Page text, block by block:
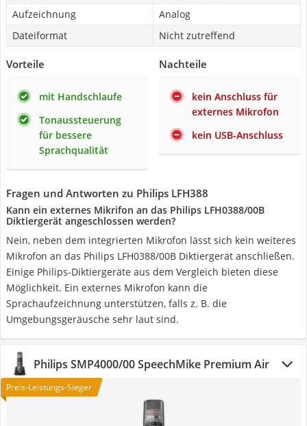
Aufzeichnung
Analog
Dateiformat
Nicht zutreffend
Vorteile
mit Handschlaufe
Tonaussteuerung
für bessere
Sprachqualität
Nachteile
kein Anschluss für
externes Mikrofon
kein USB-Anschluss
Fragen und Antworten zu Philips LFH388
Kann ein externes Mikrifon an das Philips LFH0388/00B
Diktiergerät angeschlossen werden?
Nein, neben dem integrierten Mikrofon lässt sich kein weiteres
Mikrofon an das Philips LFH0388/00B Diktiergerät anschließen.
Einige Philips-Diktiergeräte aus dem Vergleich bieten diese
Möglichkeit. Ein externes Mikrofon kann die
Sprachaufzeichnung unterstützen, falls z. B. die
Umgebungsgeräusche sehr laut sind.
Philips SMP4000/00 SpeechMike Premium Air
Preis-Leistungs-Sieger